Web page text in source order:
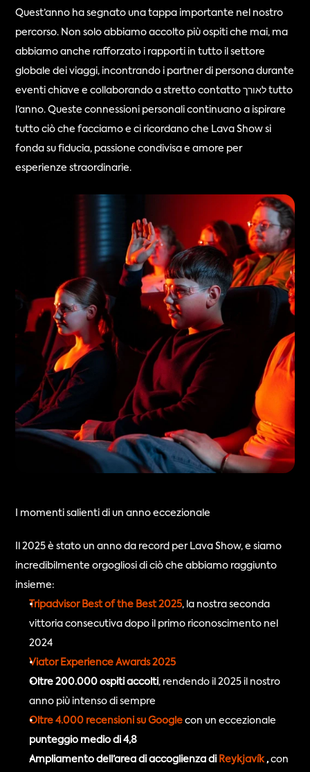
Quest’anno ha segnato una tappa importante nel nostro
percorso. Non solo abbiamo accolto più ospiti che mai, ma
abbiamo anche rafforzato i rapporti in tutto il settore
globale dei viaggi, incontrando i partner di persona durante
eventi chiave e collaborando a stretto contatto לאורך tutto
l’anno. Queste connessioni personali continuano a ispirare
tutto ciò che facciamo e ci ricordano che Lava Show si
fonda su fiducia, passione condivisa e amore per
esperienze straordinarie.
I momenti salienti di un anno eccezionale
Il 2025 è stato un anno da record per Lava Show, e siamo
incredibilmente orgogliosi di ciò che abbiamo raggiunto
insieme:
Tripadvisor Best of the Best 2025, la nostra seconda
vittoria consecutiva dopo il primo riconoscimento nel
2024
Viator Experience Awards 2025
Oltre 200.000 ospiti accolti, rendendo il 2025 il nostro
anno più intenso di sempre
Oltre 4.000 recensioni su Google
punteggio medio di 4,8
Ampliamento dell’area di accoglienza di Reykjavík , con